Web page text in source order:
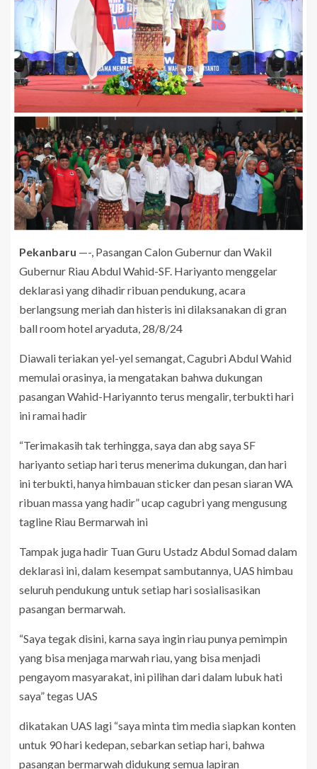
Pekanbaru —-, Pasangan Calon Gubernur dan Wakil
Gubernur Riau Abdul Wahid-SF. Hariyanto menggelar
deklarasi yang dihadir ribuan pendukung, acara
berlangsung meriah dan histeris ini dilaksanakan di gran
ball room hotel aryaduta, 28/8/24
Diawali teriakan yel-yel semangat, Cagubri Abdul Wahid
memulai orasinya, ia mengatakan bahwa dukungan
pasangan Wahid-Hariyannto terus mengalir, terbukti hari
ini ramai hadir
“Terimakasih tak terhingga, saya dan abg saya SF
hariyanto setiap hari terus menerima dukungan, dan hari
ini terbukti, hanya himbauan sticker dan pesan siaran WA
ribuan massa yang hadir” ucap cagubri yang mengusung
tagline Riau Bermarwah ini
Tampak juga hadir Tuan Guru Ustadz Abdul Somad dalam
deklarasi ini, dalam kesempat sambutannya, UAS himbau
seluruh pendukung untuk setiap hari sosialisasikan
pasangan bermarwah.
“Saya tegak disini, karna saya ingin riau punya pemimpin
yang bisa menjaga marwah riau, yang bisa menjadi
pengayom masyarakat, ini pilihan dari dalam lubuk hati
saya” tegas UAS
dikatakan UAS lagi “saya minta tim media siapkan konten
untuk 90 hari kedepan, sebarkan setiap hari, bahwa
pasangan bermarwah didukung semua lapiran